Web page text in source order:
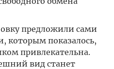
предложили сами
которым показалось,
привлекательна.
вид станет